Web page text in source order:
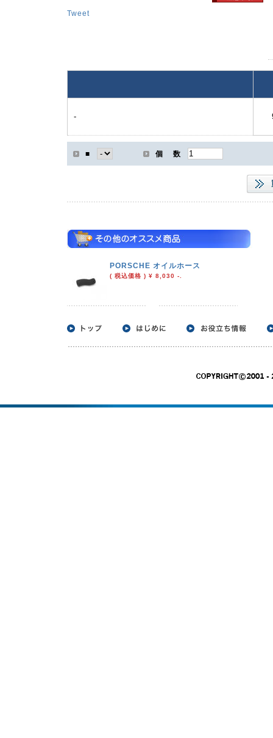
Tweet
-
■ 個 数
PORSCHE オイルホース
( 税込価格 ) ¥ 8,030 -.